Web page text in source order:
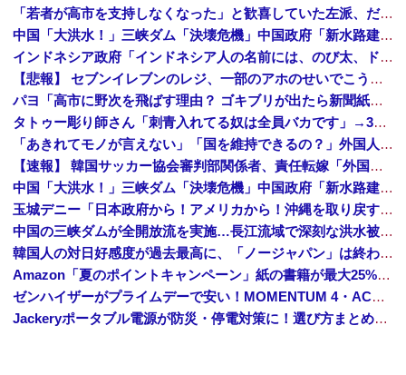
「若者が高市を支持しなくなった」と歓喜していた左派、だが高市内閣が消費税減税を実現した結果……
中国「大洪水！」三峡ダム「決壊危機」中国政府「新水路建設！（三峡新水路」現場職員「内部情報公開！（失踪」湖南省「三峡放流情報（画像」台風13号「三峡接近」→
インドネシア政府「インドネシア人の名前には、のび太、ドラえもん、スネ夫、ナルト、しんちゃんなどあります」
【悲報】 セブンイレブンのレジ、一部のアホのせいでこうなってしまう
パヨ「高市に野次を飛ばす理由？ ゴキブリが出たら新聞紙で叩くでしょ。それと同じで、人として当然の行動」
タトゥー彫り師さん「刺青入れてる奴は全員バカです」→30万再生ｗｗｗｗｗｗ
「あきれてモノが言えない」「国を維持できるの？」外国人の永住許可要件の厳格化で在日中国人の本音は？
【速報】 韓国サッカー協会審判部関係者、責任転嫁「外国人審判たちが先にマッサージを望んだ」
中国「大洪水！」三峡ダム「決壊危機」中国政府「新水路建設！（三峡新水路」現場職員「内部情報公開！（失踪」湖南省「三峡放流情報（画像」台風13号「三峡接近」→
玉城デニー「日本政府から！アメリカから！沖縄を取り戻す！」
中国の三峡ダムが全開放流を実施…長江流域で深刻な洪水被害！
韓国人の対日好感度が過去最高に、「ノージャパン」は終わった？＝ネット「中国より100倍いい」
Amazon「夏のポイントキャンペーン」紙の書籍が最大25%ポイント還元 対象と条件を整理（2026年7月）
ゼンハイザーがプライムデーで安い！MOMENTUM 4・ACCENTUMなど対象モデルまとめ！
Jackeryポータブル電源が防災・停電対策に！選び方まとめ【プライムデー最終日】